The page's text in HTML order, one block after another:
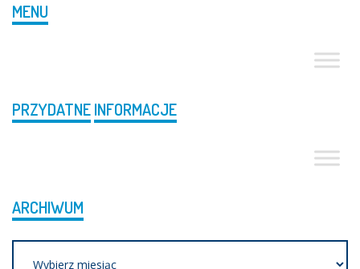
MENU
PRZYDATNEINFORMACJE
ARCHIWUM